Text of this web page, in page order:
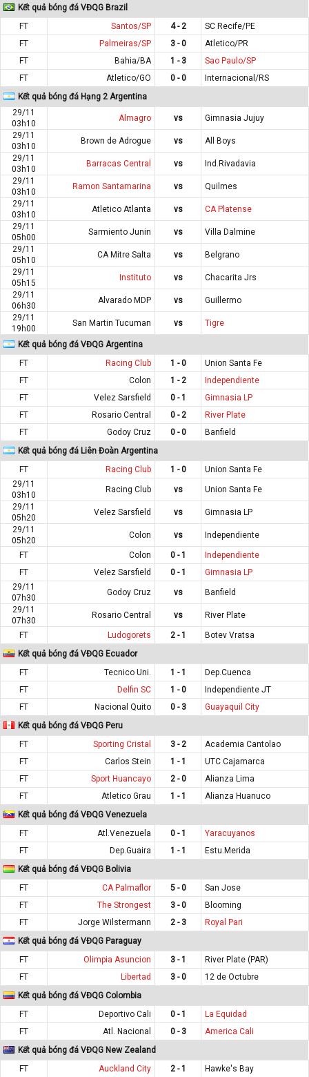
Kết quả bóng đá VĐQG Brazil
FT
Santos/SP 4 - 2
SC Recife/PE
FT
Palmeiras/SP 3 - 0
Atletico/PR
FT
Bahia/BA 1 - 3
Sao Paulo/SP
FT
Atletico/GO 0 - 0
Internacional/RS
Kết quả bóng đá Hạng 2 Argentina
29/11
03h10
Almagro vs
Gimnasia Jujuy
29/11
03h10
Brown de Adrogue vs
All Boys
29/11
03h10
Barracas Central vs
Ind.Rivadavia
29/11
03h10
Ramon Santamarina vs
Quilmes
29/11
03h10
Atletico Atlanta vs
CA Platense
29/11
05h00
Sarmiento Junin vs
Villa Dalmine
29/11
05h10
CA Mitre Salta vs
Belgrano
29/11
05h15
Instituto vs
Chacarita Jrs
29/11
06h30
Alvarado MDP vs
Guillermo
29/11
19h00
San Martin Tucuman vs Tigre
Kết quả bóng đá VĐQG Argentina
FT
Racing Club 1 - 0
Union Santa Fe
FT
Colon 1 - 2
Independiente
FT
Velez Sarsfield 0 - 1
Gimnasia LP
FT
Rosario Central 0 - 2
River Plate
FT
Godoy Cruz 0 - 0
Banfield
Kết quả bóng đá Liên Đoàn Argentina
FT
Racing Club 1 - 0
Union Santa Fe
29/11
03h10
Racing Club vs
Union Santa Fe
29/11
05h20
Velez Sarsfield vs
Gimnasia LP
29/11
05h20
Colon vs Independiente
FT Colon 0 - 1
Independiente
FT
Velez Sarsfield 0 - 1
Gimnasia LP
29/11
07h30
Godoy Cruz vs
Banfield
29/11
07h30
Rosario Central vs River Plate
FT Ludogorets 2 - 1
Botev Vratsa
Kết quả bóng đá VĐQG Ecuador
FT
Tecnico Uni. 1 - 1
Dep.Cuenca
FT
Delfin SC 1 - 0
Independiente JT
FT
Nacional Quito 0 - 3
Guayaquil City
Kết quả bóng đá VĐQG Peru
FT
Sporting Cristal 3 - 2
Academia Cantolao
FT
Carlos Stein 1 - 1
UTC Cajamarca
FT
Sport Huancayo 2 - 0
Alianza Lima
FT
Atletico Grau 1 - 1
Alianza Huanuco
Kết quả bóng đá VĐQG Venezuela
FT
Atl.Venezuela 0 - 1
Yaracuyanos
FT
Dep.Guaira 1 - 1
Estu.Merida
Kết quả bóng đá VĐQG Bolivia
FT
CA Palmaflor 5 - 0
San Jose
FT
The Strongest 3 - 0
Blooming
FT
Jorge Wilstermann 2 - 3
Royal Pari
Kết quả bóng đá VĐQG Paraguay
FT
Olimpia Asuncion 3 - 1
River Plate (PAR)
FT
Libertad 3 - 0
12 de Octubre
Kết quả bóng đá VĐQG Colombia
FT
Deportivo Cali 0 - 1
La Equidad
FT
Atl. Nacional 0 - 3
America Cali
Kết quả bóng đá VĐQG New Zealand
FT
Auckland City 2 - 1 Hawke's Bay